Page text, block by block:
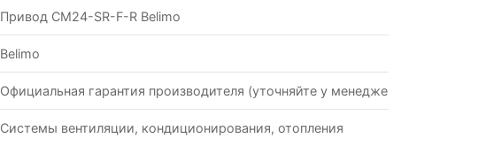
Привод CM24-SR-F-R Belimo
Belimo
Официальная гарантия производителя (уточняйте у менеджеров)
Системы вентиляции, кондиционирования, отопления